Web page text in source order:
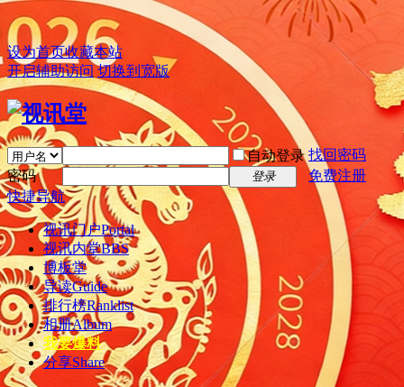
设为首页收藏本站
开启辅助访问 切换到宽版
自动登录 找回密码
密码
登录
免费注册
快捷导航
视讯门户Portal
视讯内堂BBS
博板堂
导读Guide
排行榜Ranklist
相册Album
我要爆料
分享Share